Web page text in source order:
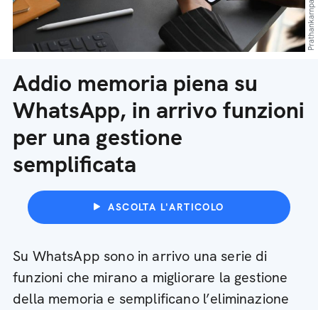
Addio memoria piena su
WhatsApp, in arrivo funzioni
per una gestione
semplificata
ASCOLTA L'ARTICOLO
Su WhatsApp sono in arrivo una serie di
funzioni che mirano a migliorare la gestione
della memoria e semplificano l’eliminazione